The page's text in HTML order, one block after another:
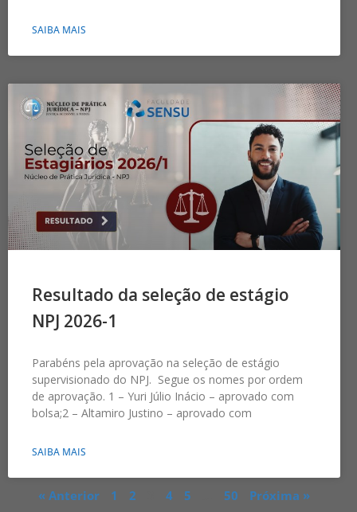
SAIBA MAIS
Resultado da seleção de estágio
NPJ 2026-1
Parabéns pela aprovação na seleção de estágio
supervisionado do NPJ. Segue os nomes por ordem
de aprovação. 1 – Yuri Júlio Inácio – aprovado com
bolsa;2 – Altamiro Justino – aprovado com
SAIBA MAIS
« Anterior 1 2 4 5 50 Próxima »